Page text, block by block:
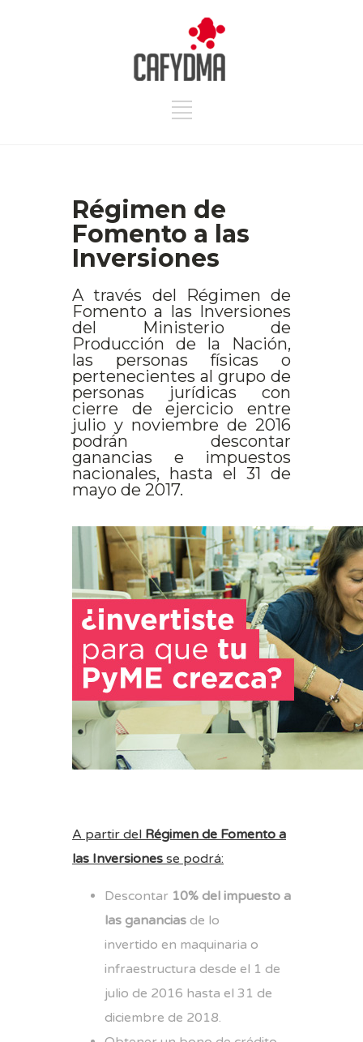
Régimen de
Fomento a las
Inversiones
A través del Régimen de
Fomento a las Inversiones
del Ministerio de
Producción de la Nación,
las personas físicas o
pertenecientes al grupo de
personas jurídicas con
cierre de ejercicio entre
julio y noviembre de 2016
podrán descontar
ganancias e impuestos
nacionales, hasta el 31 de
mayo de 2017.
A partir del Régimen de Fomento a
las Inversiones se podrá:
Descontar 10% del impuesto a
las ganancias de lo
invertido en maquinaria o
infraestructura desde el 1 de
julio de 2016 hasta el 31 de
diciembre de 2018.